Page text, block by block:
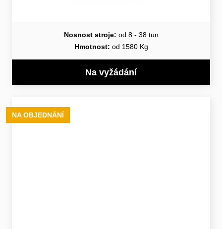
Nosnost stroje: od 8 - 38 tun
Hmotnost: od 1580 Kg
Na vyžádání
NA OBJEDNÁNÍ